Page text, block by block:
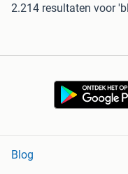
2.214 resultaten voor
Blog